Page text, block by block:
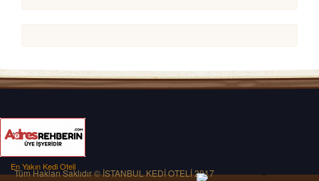
En Yakın Kedi Oteli
Tüm Hakları Saklıdır © İSTANBUL KEDİ OTELİ 2017